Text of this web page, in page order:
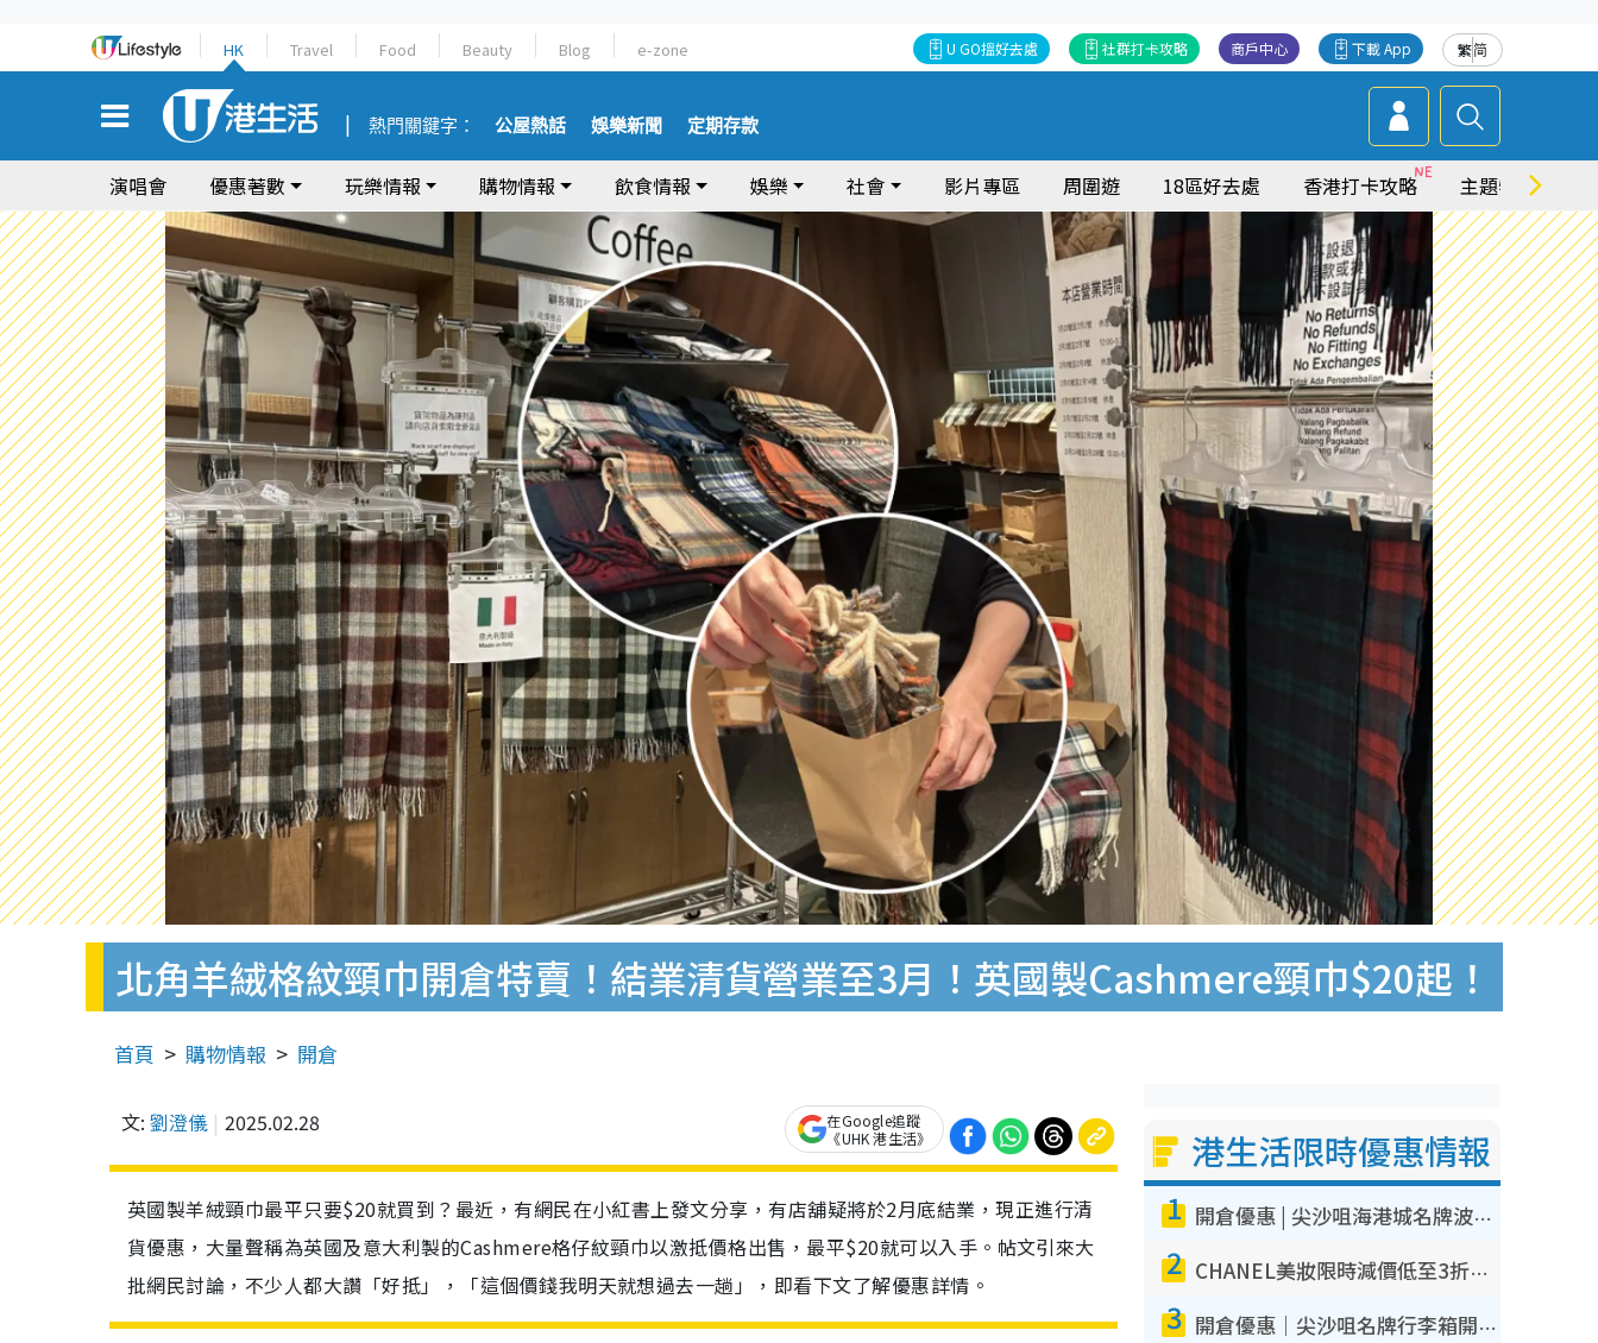
HK Travel Food Beauty Blog e-zone 繁简
下載 App
商戶中心
社群打卡攻略
U GO搵好去處
熱門關鍵字： 公屋熱話 娛樂新聞 定期存款
演唱會 優惠著數 玩樂情報 購物情報 飲食情報 娛樂 社會 影片專區 周圍遊 18區好去處 香港打卡攻略 主題特集
北角羊絨格紋頸巾開倉特賣！結業清貨營業至3月！英國製Cashmere頸巾$20起！
首頁 購物情報 開倉
文: 劉澄儀 2025.02.28
在Google追蹤
《UHK 港生活》
英國製羊絨頸巾最平只要$20就買到？最近，有網民在小紅書上發文分享，有店舖疑將於2月底結業，現正進行清
貨優惠，大量聲稱為英國及意大利製的Cashmere格仔紋頸巾以激抵價格出售，最平$20就可以入手。帖文引來大
批網民討論，不少人都大讚「好抵」，「這個價錢我明天就想過去一趟」，即看下文了解優惠詳情。
港生活限時優惠情報
1 開倉優惠 | 尖沙咀海港城名牌波鞋開倉低至1折！On鞋$899起／Joy&Peace鞋履$98起
2 CHANEL美妝限時減價低至3折！人氣粉底/唇膏/精華液低至$275！COCO香水都有平
3 開倉優惠｜尖沙咀名牌行李箱開倉低至4折！一連5日 American Tourister/ace./Hallmark $200起！